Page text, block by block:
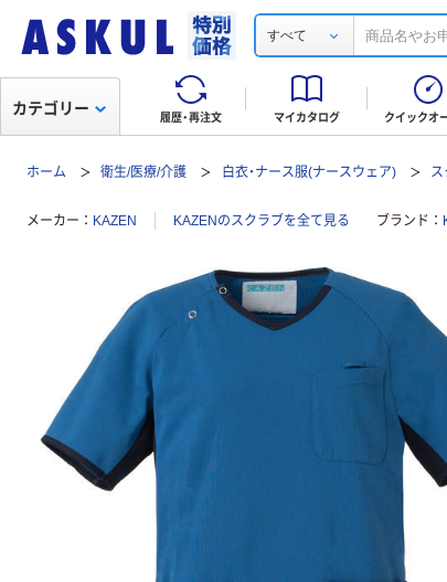
すべて
履歴・再注文 マイカタログ クイックオ
カテゴリー
ホーム 衛生/医療/介護 白衣・ナース服(ナースウェア) ス
メーカー KAZEN KAZENのスクラブを全て見る ブランド